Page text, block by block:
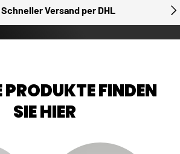
Schneller Versand per DHL
PRODUKTE FINDEN
SIE HIER